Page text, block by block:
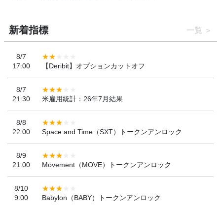
新着指標 一覧
8/7
17:00
【Deribit】オプションカットオフ
8/7
21:30
米雇用統計：26年7月結果
8/8
22:00
Space and Time（SXT）トークンアンロック
8/9
21:00
Movement（MOVE）トークンアンロック
8/10
9:00
Babylon（BABY）トークンアンロック